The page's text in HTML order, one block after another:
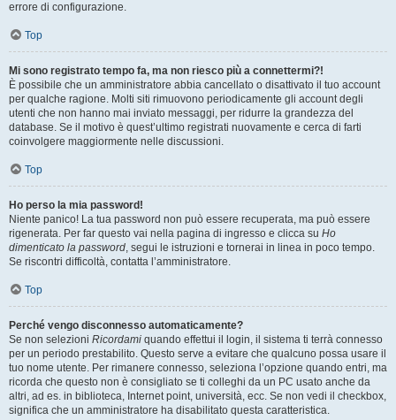
errore di configurazione.
Top
Mi sono registrato tempo fa, ma non riesco più a connettermi?!
È possibile che un amministratore abbia cancellato o disattivato il tuo account
per qualche ragione. Molti siti rimuovono periodicamente gli account degli
utenti che non hanno mai inviato messaggi, per ridurre la grandezza del
database. Se il motivo è quest’ultimo registrati nuovamente e cerca di farti
coinvolgere maggiormente nelle discussioni.
Top
Ho perso la mia password!
Niente panico! La tua password non può essere recuperata, ma può essere
rigenerata. Per far questo vai nella pagina di ingresso e clicca su Ho
dimenticato la password, segui le istruzioni e tornerai in linea in poco tempo.
Se riscontri difficoltà, contatta l’amministratore.
Top
Perché vengo disconnesso automaticamente?
Se non selezioni Ricordami quando effettui il login, il sistema ti terrà connesso
per un periodo prestabilito. Questo serve a evitare che qualcuno possa usare il
tuo nome utente. Per rimanere connesso, seleziona l’opzione quando entri, ma
ricorda che questo non è consigliato se ti colleghi da un PC usato anche da
altri, ad es. in biblioteca, Internet point, università, ecc. Se non vedi il checkbox,
significa che un amministratore ha disabilitato questa caratteristica.